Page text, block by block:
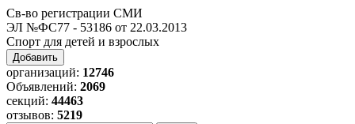
Св-во регистрации СМИ
ЭЛ №ФС77 - 53186 от 22.03.2013
Спорт для детей и взрослых
Добавить
организаций: 12746
Объявлений: 2069
секций: 44463
отзывов: 5219